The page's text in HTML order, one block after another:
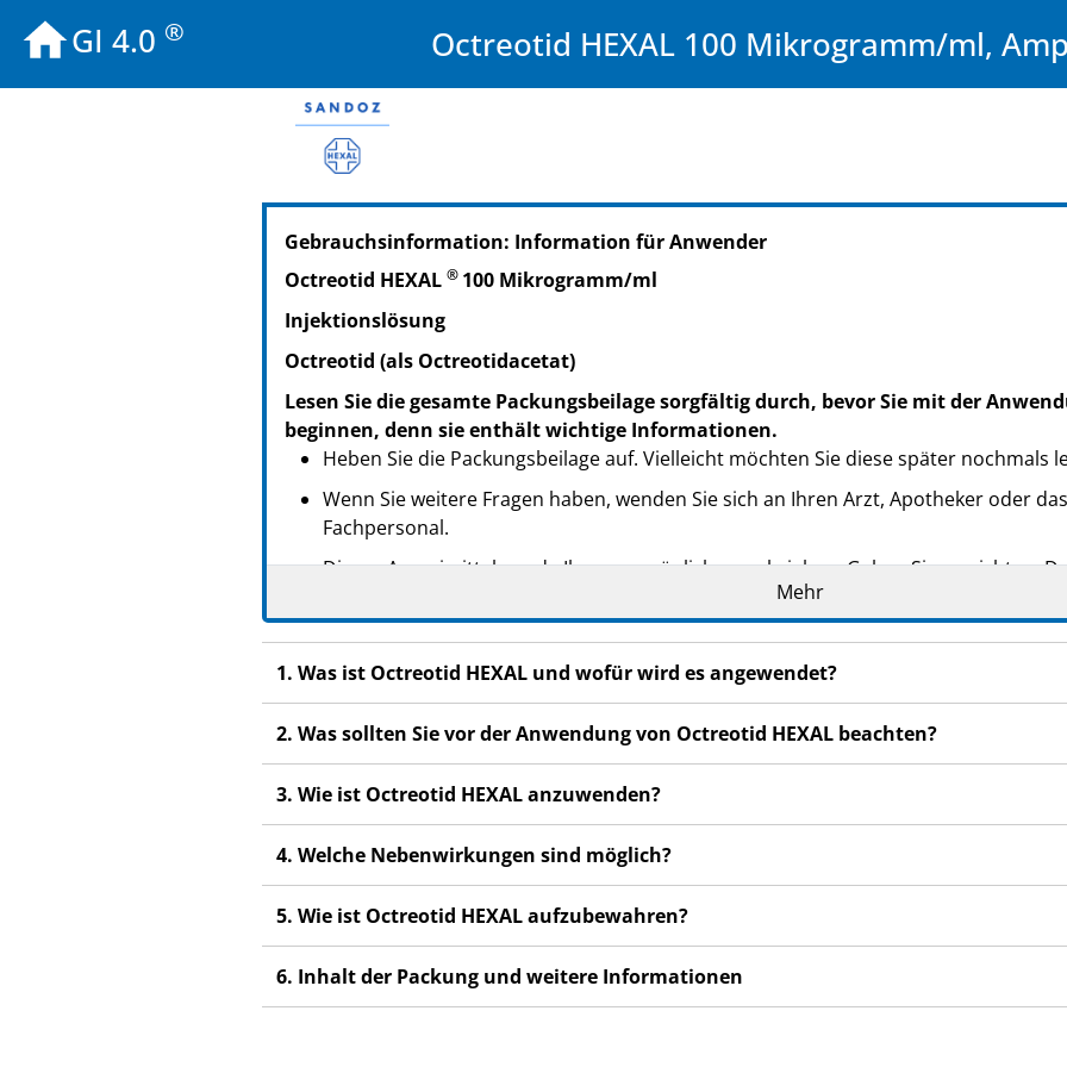
GI 4.0 ® Octreotid HEXAL 100 Mikrogramm/ml,
PZN: 06715970
PPN: 110671597000
NTIN: 04150067159701
PPN: 110671598787
NTIN: 04150067159879
PZN: 01128015
PPN: 110112801578
NTIN: 04150011280154
Gebrauchsinformation: Information für Anwender
Octreotid HEXAL ® 100 Mikrogramm/ml
Injektionslösung
Octreotid (als Octreotidacetat)
Lesen Sie die gesamte Packungsbeilage sorgfältig durch, bevor Sie mit der
beginnen, denn sie enthält wichtige Informationen.
Heben Sie die Packungsbeilage auf. Vielleicht möchten Sie diese später nochmals
Wenn Sie weitere Fragen haben, wenden Sie sich an Ihren Arzt, Apotheker oder
Fachpersonal.
Dieses Arzneimittel wurde Ihnen persönlich verschrieben. Geben Sie es nicht an
anderen Menschen schaden, auch wenn diese die gleichen Beschwerden haben wie
Wenn Sie Nebenwirkungen bemerken, wenden Sie sich an Ihren Arzt, Apotheker
Fachpersonal. Dies gilt auch für Nebenwirkungen, die nicht in dieser
Mehr
1. Was ist Octreotid HEXAL und wofür wird es angewendet?
2. Was sollten Sie vor der Anwendung von Octreotid HEXAL beachten?
3. Wie ist Octreotid HEXAL anzuwenden?
4. Welche Nebenwirkungen sind möglich?
5. Wie ist Octreotid HEXAL aufzubewahren?
6. Inhalt der Packung und weitere Informationen